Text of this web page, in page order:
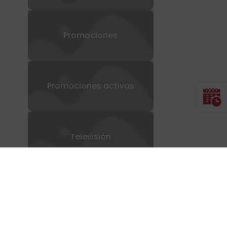
Promociones
Promociones activas
Televisión